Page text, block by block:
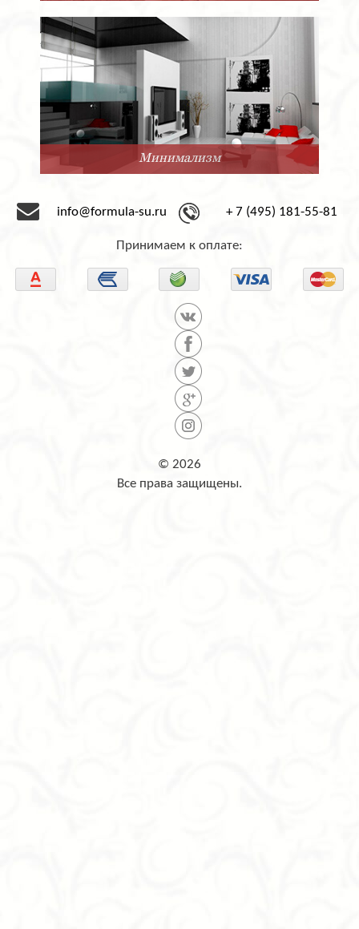
Минимализм
info@formula-su.ru + 7 (495) 181-55-81
Принимаем к оплате:
© 2026
Все права защищены.